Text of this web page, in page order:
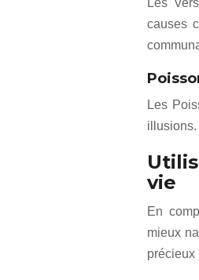
causes
Les
illusions.
vie
En
mieux
précieux